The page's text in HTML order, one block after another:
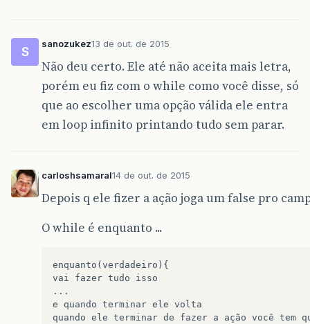
S
sanozukez13 de out. de 2015
Não deu certo. Ele até não aceita mais letra,
porém eu fiz com o while como você disse, só
que ao escolher uma opção válida ele entra
em loop infinito printando tudo sem parar.
carloshsamaral14 de out. de 2015
Depois q ele fizer a ação joga um false pro
O while é enquanto ...
enquanto(verdadeiro){
vai fazer tudo isso
...
e quando terminar ele volta
quando ele terminar de fazer a ação você